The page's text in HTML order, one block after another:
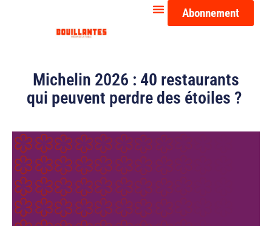
Abonnement
Michelin 2026 : 40 restaurants
qui peuvent perdre des étoiles ?